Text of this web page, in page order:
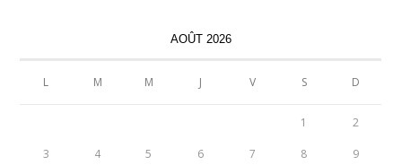
AOÛT 2026
L M M J V S D
1 2
3 4 5 6 7 8 9